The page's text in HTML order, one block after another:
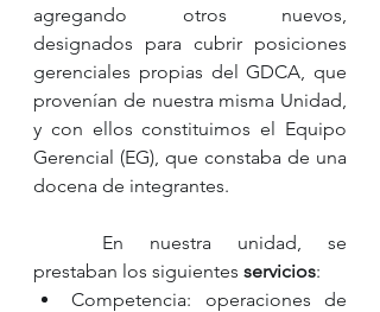
agregando otros nuevos,
designados para cubrir posiciones
gerenciales propias del GDCA, que
provenían de nuestra misma Unidad,
y con ellos constituimos el Equipo
Gerencial (EG), que constaba de una
docena de integrantes.
prestaban los siguientes servicios:
Competencia: operaciones de